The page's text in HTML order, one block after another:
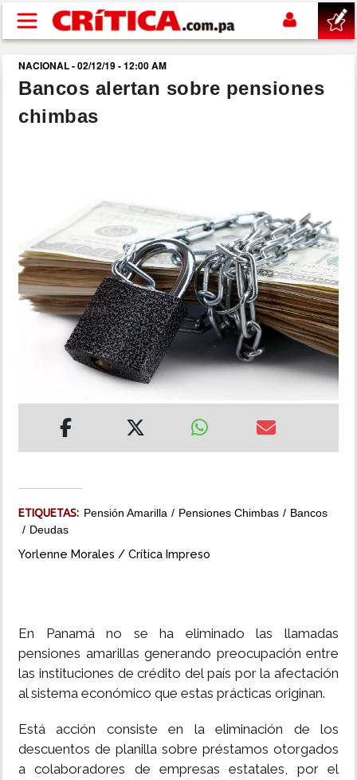
Pasar al contenido principal
buscar
SUCESOS
SHOW
DEPORTES
MULTIMEDIA
NACIONAL - 02/12/19 - 12:00 AM
Bancos alertan sobre pensiones
chimbas
ETIQUETAS: Pensión Amarilla Pensiones Chimbas
Bancos
Deudas
Yorlenne Morales / Crítica Impreso
En Panamá no se ha eliminado las llamadas
pensiones amarillas generando preocupación entre
las instituciones de crédito del país por la afectación
al sistema económico que estas prácticas originan.
Está acción consiste en la eliminación de los
descuentos de planilla sobre préstamos otorgados
a colaboradores de empresas estatales, por el